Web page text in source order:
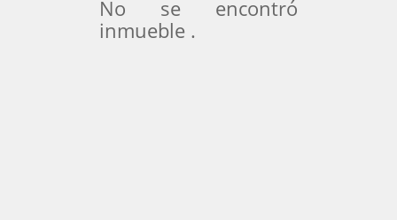
No se encontró
inmueble .